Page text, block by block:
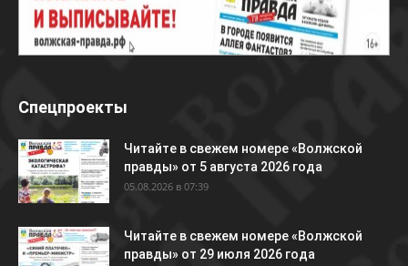
Спецпроекты
Читайте в свежем номере «Волжской
правды» от 5 августа 2026 года
05.08.2026 в 07:39
Читайте в свежем номере «Волжской
правды» от 29 июля 2026 года